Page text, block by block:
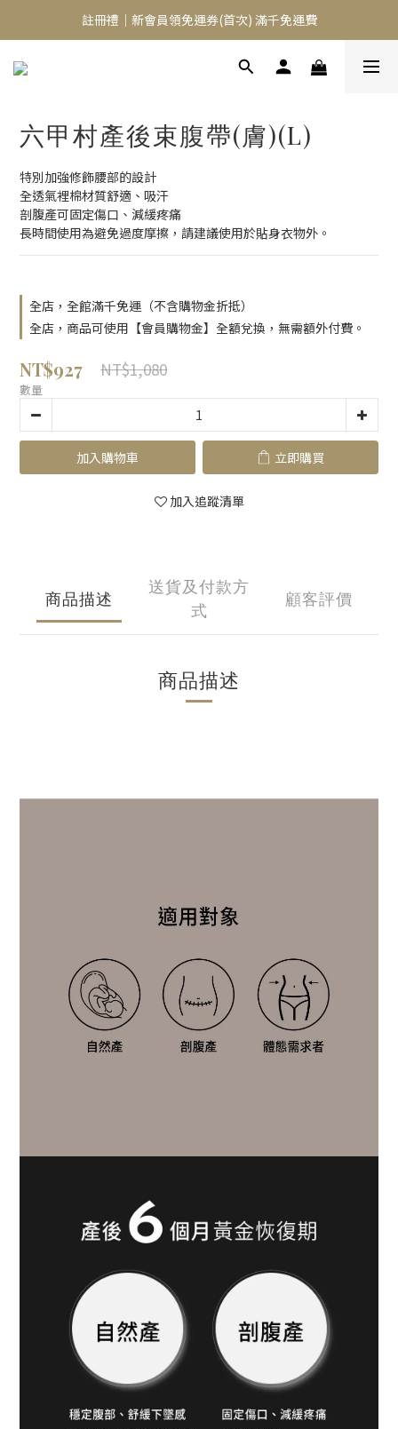
⭐️異膚救星 10天體驗活動⭐️
註冊禮｜新會員領免運券(首次) 滿千免運費
免費租賃 | 新生兒提籃
六甲村產後束腹帶(膚)(L)
特別加強修飾腰部的設計
全透氣裡棉材質舒適、吸汗
剖腹產可固定傷口、減緩疼痛
長時間使用為避免過度摩擦，請建議使用於貼身衣物外。
全店，全館滿千免運（不含購物金折抵）
全店，商品可使用【會員購物金】全額兌換，無需額外付費。
NT$927 NT$1,080
數量
加入購物車 立即購買
加入追蹤清單
商品描述
送貨及付款方
式
顧客評價
商品描述